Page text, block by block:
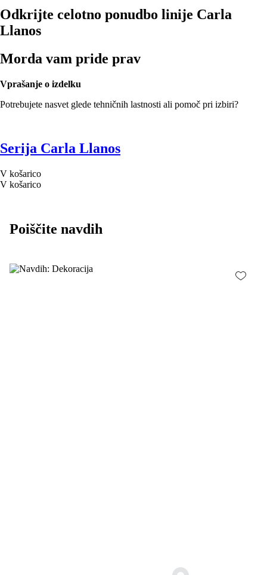
Odkrijte celotno ponudbo linije Carla
Llanos
Morda vam pride prav
Vprašanje o izdelku
Potrebujete nasvet glede tehničnih lastnosti ali pomoč pri izbiri?
Serija Carla Llanos
V košarico
V košarico
Poiščite navdih